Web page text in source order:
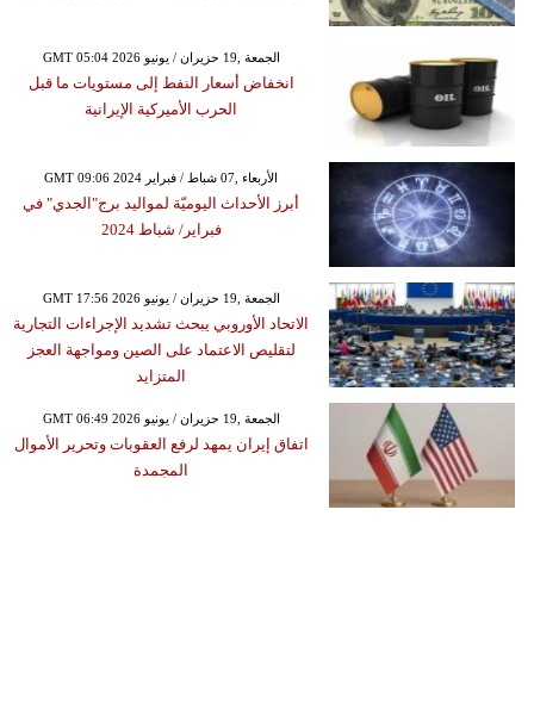
GMT 05:04 2026 الجمعة ,19 حزيران / يونيو
انخفاض أسعار النفط إلى مستويات ما قبل
الحرب الأميركية الإيرانية
GMT 09:06 2024 الأربعاء ,07 شباط / فبراير
أبرز الأحداث اليوميّة لمواليد برج"الجدي" في
فبراير/ شباط 2024
GMT 17:56 2026 الجمعة ,19 حزيران / يونيو
الاتحاد الأوروبي يبحث تشديد الإجراءات التجارية
لتقليص الاعتماد على الصين ومواجهة العجز
المتزايد
GMT 06:49 2026 الجمعة ,19 حزيران / يونيو
اتفاق إيران يمهد لرفع العقوبات وتحرير الأموال
المجمدة